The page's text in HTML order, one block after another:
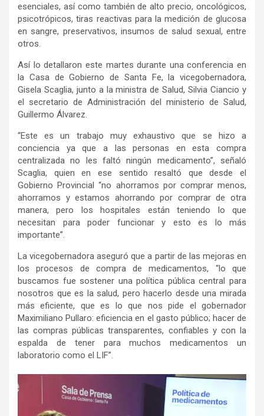
esenciales, así como también de alto precio, oncológicos,
psicotrópicos, tiras reactivas para la medición de glucosa
en sangre, preservativos, insumos de salud sexual, entre
otros.
Así lo detallaron este martes durante una conferencia en
la Casa de Gobierno de Santa Fe, la vicegobernadora,
Gisela Scaglia, junto a la ministra de Salud, Silvia Ciancio y
el secretario de Administración del ministerio de Salud,
Guillermo Álvarez.
“Este es un trabajo muy exhaustivo que se hizo a
conciencia ya que a las personas en esta compra
centralizada no les faltó ningún medicamento”, señaló
Scaglia, quien en ese sentido resaltó que desde el
Gobierno Provincial “no ahorramos por comprar menos,
ahorramos y estamos ahorrando por comprar de otra
manera, pero los hospitales están teniendo lo que
necesitan para poder funcionar y esto es lo más
importante”.
La vicegobernadora aseguró que a partir de las mejoras en
los procesos de compra de medicamentos, “lo que
buscamos fue sostener una política pública central para
nosotros que es la salud, pero hacerlo desde una mirada
más eficiente, que es lo que nos pide el gobernador
Maximiliano Pullaro: eficiencia en el gasto público; hacer de
las compras públicas transparentes, confiables y con la
espalda de tener para muchos medicamentos un
laboratorio como el LIF”.